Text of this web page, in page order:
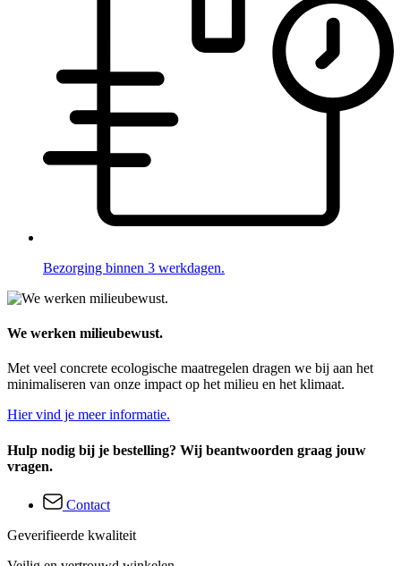
Bezorging binnen 3 werkdagen.
We werken milieubewust.
Met veel concrete ecologische maatregelen dragen we bij aan het
minimaliseren van onze impact op het milieu en het klimaat.
Hier vind je meer informatie.
Hulp nodig bij je bestelling? Wij beantwoorden graag jouw
vragen.
Contact
Geverifieerde kwaliteit